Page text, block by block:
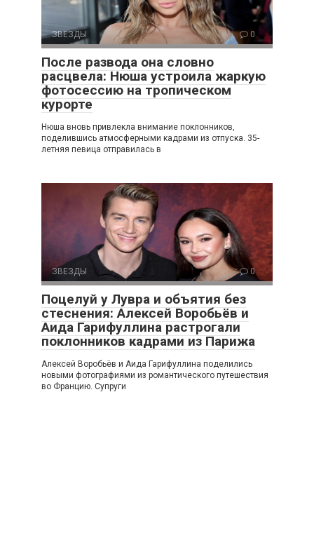
ЗВЕЗДЫ 0
После развода она словно
расцвела: Нюша устроила жаркую
фотосессию на тропическом
курорте
Нюша вновь привлекла внимание поклонников,
поделившись атмосферными кадрами из отпуска. 35-
летняя певица отправилась в
ЗВЕЗДЫ 0
Поцелуй у Лувра и объятия без
стеснения: Алексей Воробьёв и
Аида Гарифуллина растрогали
поклонников кадрами из Парижа
Алексей Воробьёв и Аида Гарифуллина поделились
новыми фотографиями из романтического путешествия
во Францию. Супруги